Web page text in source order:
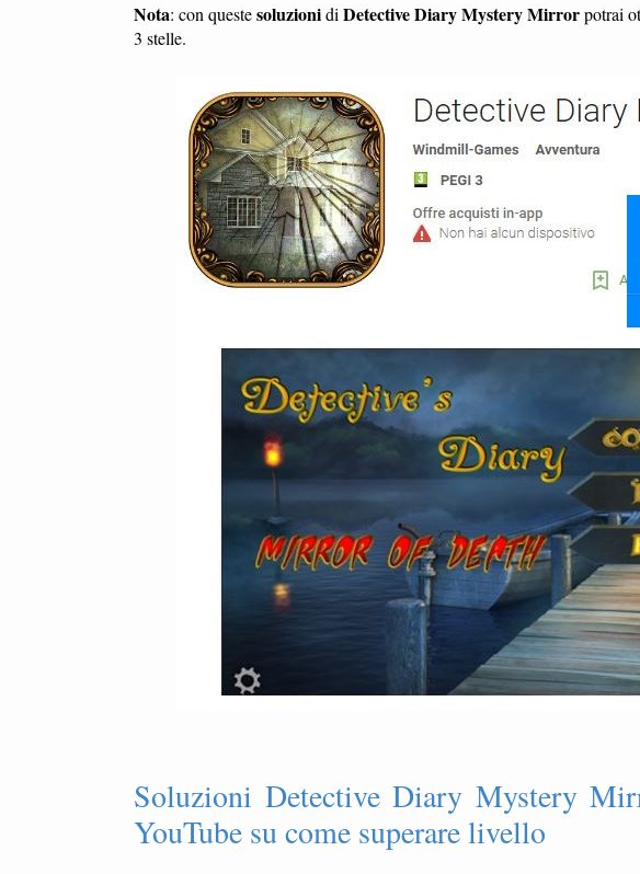
Nota: con questesoluzionidi Detective Diary Mystery Mirrorpotrai
3 stelle.
Soluzioni Detective Diary Mystery
YouTube su come superare livello